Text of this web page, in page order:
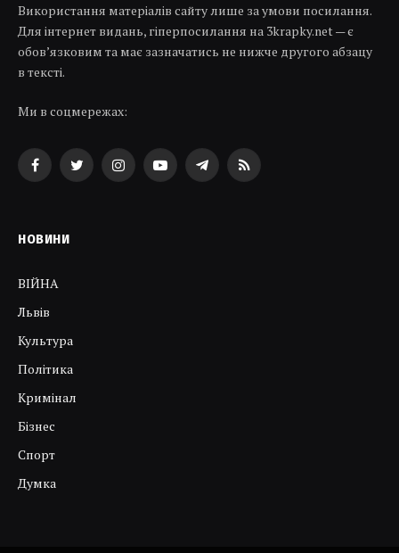
Використання матеріалів сайту лише за умови посилання.
Для інтернет видань, гіперпосилання на 3krapky.net — є
обов’язковим та має зазначатись не нижче другого абзацу
в тексті.
Ми в соцмережах:
FacebookTwitterInstagramYouTubeTelegramRSS
НОВИНИ
ВІЙНА
Львів
Культура
Політика
Кримінал
Бізнес
Спорт
Думка